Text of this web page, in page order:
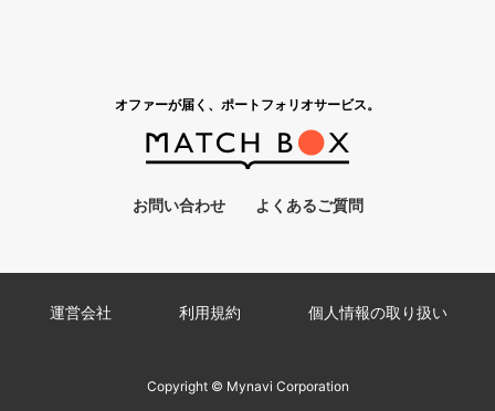
オファーが届く、ポートフォリオサービス。
お問い合わせ よくあるご質問
Copyright © Mynavi Corporation
運営会社 利用規約 個人情報の取り扱い